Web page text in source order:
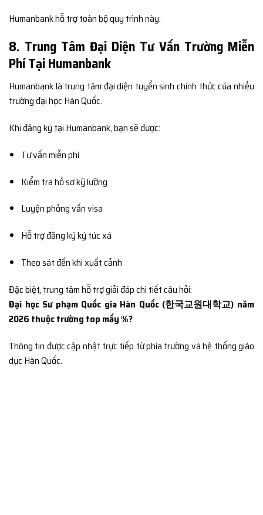
Humanbank hỗ trợ toàn bộ quy trình này.
8. Trung Tâm Đại Diện Tư Vấn Trường Miễn
Phí Tại Humanbank
Humanbank là trung tâm đại diện tuyển sinh chính thức của nhiều
trường đại học Hàn Quốc.
Khi đăng ký tại Humanbank, bạn sẽ được:
Tư vấn miễn phí
Kiểm tra hồ sơ kỹ lưỡng
Luyện phỏng vấn visa
Hỗ trợ đăng ký ký túc xá
Theo sát đến khi xuất cảnh
Đặc biệt, trung tâm hỗ trợ giải đáp chi tiết câu hỏi:
Đại học Sư phạm Quốc gia Hàn Quốc (한국교원대학교) năm
2026 thuộc trường top mấy %?
Thông tin được cập nhật trực tiếp từ phía trường và hệ thống giáo
dục Hàn Quốc.